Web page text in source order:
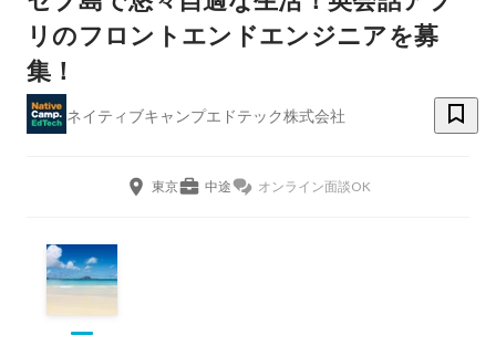
リのフロントエンドエンジニアを募
集！
ネイティブキャンプエドテック株式会社
東京 中途 オンライン面談OK